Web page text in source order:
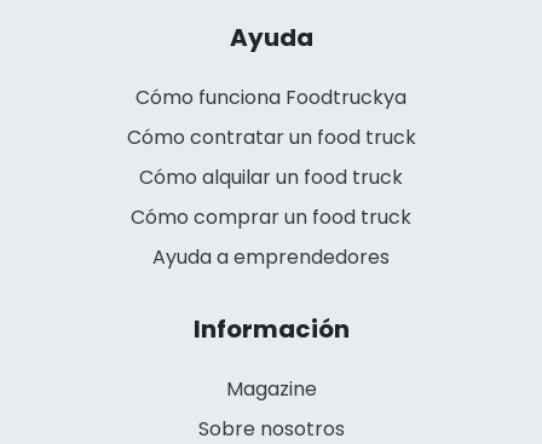
Ayuda
Cómo funciona Foodtruckya
Cómo contratar un food truck
Cómo alquilar un food truck
Cómo comprar un food truck
Ayuda a emprendedores
Información
Magazine
Sobre nosotros